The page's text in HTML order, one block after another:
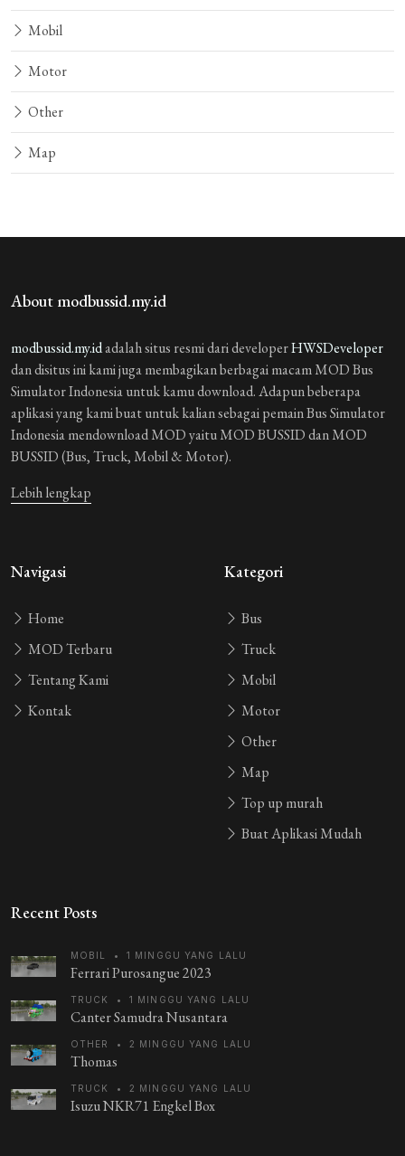
Mobil
Motor
Other
Map
About modbussid.my.id
modbussid.my.idadalah situs resmi dari developerHWSDeveloper
dan disitus ini kami juga membagikan berbagai macam MOD Bus
Simulator Indonesia untuk kamu download. Adapun beberapa
aplikasi yang kami buat untuk kalian sebagai pemain Bus Simulator
Indonesia mendownload MOD yaitu MOD BUSSID dan MOD
BUSSID (Bus, Truck, Mobil & Motor).
Lebih lengkap
Navigasi
Home
MOD Terbaru
Tentang Kami
Kontak
Kategori
Bus
Truck
Mobil
Motor
Other
Map
Top up murah
Buat Aplikasi Mudah
Recent Posts
MOBIL • 1 MINGGU YANG LALU
Ferrari Purosangue 2023
TRUCK • 1 MINGGU YANG LALU
Canter Samudra Nusantara
OTHER • 2 MINGGU YANG LALU
Thomas
TRUCK • 2 MINGGU YANG LALU
Isuzu NKR71 Engkel Box